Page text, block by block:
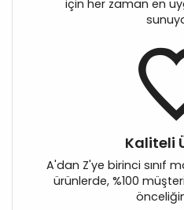
için her zaman en
Kaliteli
A'dan Z'ye birinci sınıf
ürünlerde, %100